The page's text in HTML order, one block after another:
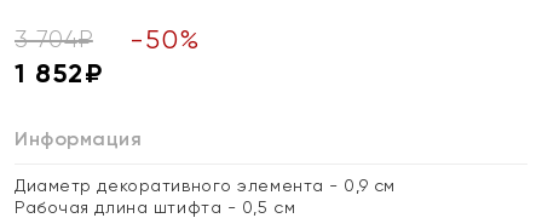
3 704₽ -50%
1 852₽
Информация
Диаметр декоративного элемента - 0,9 см
Рабочая длина штифта - 0,5 см